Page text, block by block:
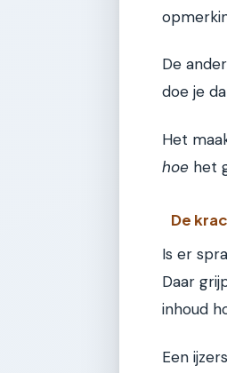
De
doe je
Het
hoe het
De
Is er
Daar
inhoud
Een